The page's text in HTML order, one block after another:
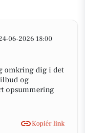
06-2026 18:00
omkring dig i det
og
opsummering
Kopiér link